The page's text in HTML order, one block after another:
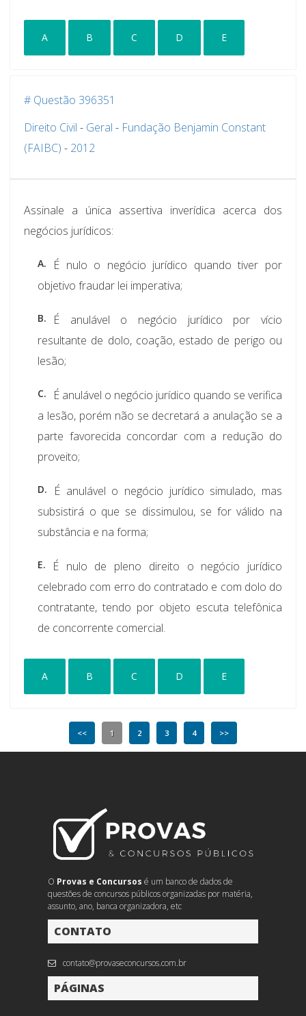
A B C D E
# Questão 396351
Direito Civil - Geral - Fundação Benjamin Constant
(FAIBC) - 2012
Assinale a única assertiva inverídica acerca dos
negócios jurídicos:
A.
É nulo o negócio jurídico quando tiver por
objetivo fraudar lei imperativa;
B.
É anulável o negócio jurídico por vício
resultante de dolo, coação, estado de perigo ou
lesão;
C.
É anulável o negócio jurídico quando se verifica
a lesão, porém não se decretará a anulação se a
parte favorecida concordar com a redução do
proveito;
D.
É anulável o negócio jurídico simulado, mas
subsistirá o que se dissimulou, se for válido na
substância e na forma;
E.
É nulo de pleno direito o negócio jurídico
celebrado com erro do contratado e com dolo do
contratante, tendo por objeto escuta telefônica
de concorrente comercial.
A B C D E
<< 1 2 3 4 >>
O Provas e Concursos é um banco de dados de
questões de concursos públicos organizadas por matéria,
assunto, ano, banca organizadora, etc
CONTATO
contato@provaseconcursos.com.br
PÁGINAS